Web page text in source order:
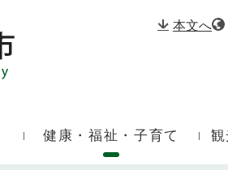
本文へ
ド
健康・福祉・子育て